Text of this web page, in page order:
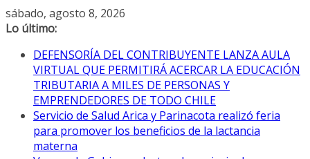
Saltar
al
sábado, agosto 8, 2026
Lo último:
DEFENSORÍA DEL CONTRIBUYENTE LANZA AULA
VIRTUAL QUE PERMITIRÁ ACERCAR LA EDUCACIÓN
TRIBUTARIA A MILES DE PERSONAS Y
EMPRENDEDORES DE TODO CHILE
Servicio de Salud Arica y Parinacota realizó feria
para promover los beneficios de la lactancia
materna